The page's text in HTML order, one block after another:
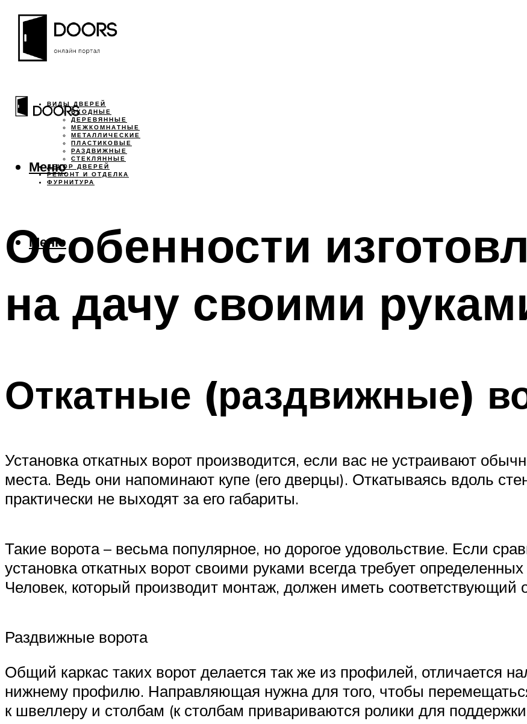
ВИДЫ ДВЕРЕЙ
ВХОДНЫЕ
ДЕРЕВЯННЫЕ
МЕЖКОМНАТНЫЕ
МЕТАЛЛИЧЕСКИЕ
ПЛАСТИКОВЫЕ
РАЗДВИЖНЫЕ
СТЕКЛЯННЫЕ
ДЕКОР ДВЕРЕЙ
РЕМОНТ И ОТДЕЛКА
ФУРНИТУРА
Меню
Меню
Особенности
на дачу своими
Откатные (раздвижные)
Установка откатных ворот производится, если вас не устраивают
места. Ведь они напоминают купе (его дверцы). Откатываясь вдоль
практически не выходят за его габариты.
Такие ворота – весьма популярное, но дорогое удовольствие. Если
установка откатных ворот своими руками всегда требует
Человек, который производит монтаж, должен иметь соответствующий
Раздвижные ворота
Общий каркас таких ворот делается так же из профилей, отличается
нижнему профилю. Направляющая нужна для того, чтобы
к швеллеру и столбам (к столбам привариваются ролики для